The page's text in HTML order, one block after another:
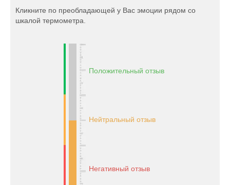
Кликните по преобладающей у Вас эмоции рядом со
шкалой термометра.
Положительный отзыв
Нейтральный отзыв
Негативный отзыв